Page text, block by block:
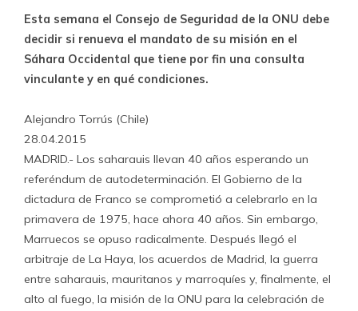
Esta semana el Consejo de Seguridad de la ONU debe
decidir si renueva el mandato de su misión en el
Sáhara Occidental que tiene por fin una consulta
vinculante y en qué condiciones.
Alejandro Torrús (Chile)
28.04.2015
MADRID.- Los saharauis llevan 40 años esperando un
referéndum de autodeterminación. El Gobierno de la
dictadura de Franco se comprometió a celebrarlo en la
primavera de 1975, hace ahora 40 años. Sin embargo,
Marruecos se opuso radicalmente. Después llegó el
arbitraje de La Haya, los acuerdos de Madrid, la guerra
entre saharauis, mauritanos y marroquíes y, finalmente, el
alto al fuego, la misión de la ONU para la celebración de